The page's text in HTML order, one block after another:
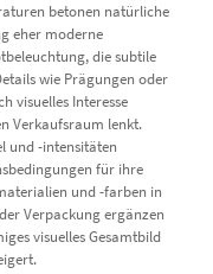
betonen natürliche
eher moderne
die subtile
wie Prägungen oder
visuelles Interesse
Verkaufsraum lenkt.
und -intensitäten
für ihre
und -farben in
Verpackung ergänzen
visuelles Gesamtbild